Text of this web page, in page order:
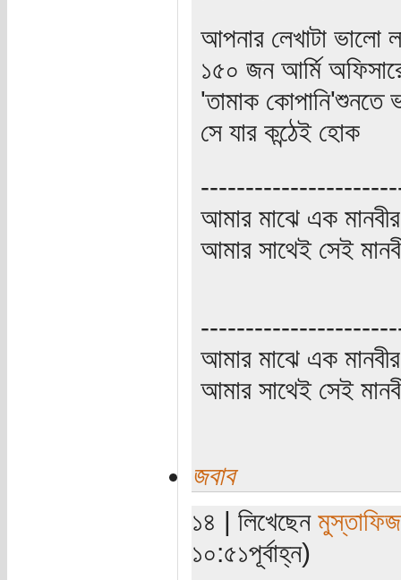
আপনার লেখাটা ভালো
১৫০ জন আর্মি
'তামাক কোপানি'শুনতে
সে যার কন্ঠেই হোক
আমার মাঝে এক
আমার সাথেই সেই
আমার মাঝে এক
আমার সাথেই সেই
জবাব
১৪ | লিখেছেন মুস্তাফিজ
১০:৫১পূর্বাহ্ন)